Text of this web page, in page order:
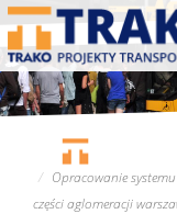
Przejdź
treści
Opracowanie
części aglomeracji